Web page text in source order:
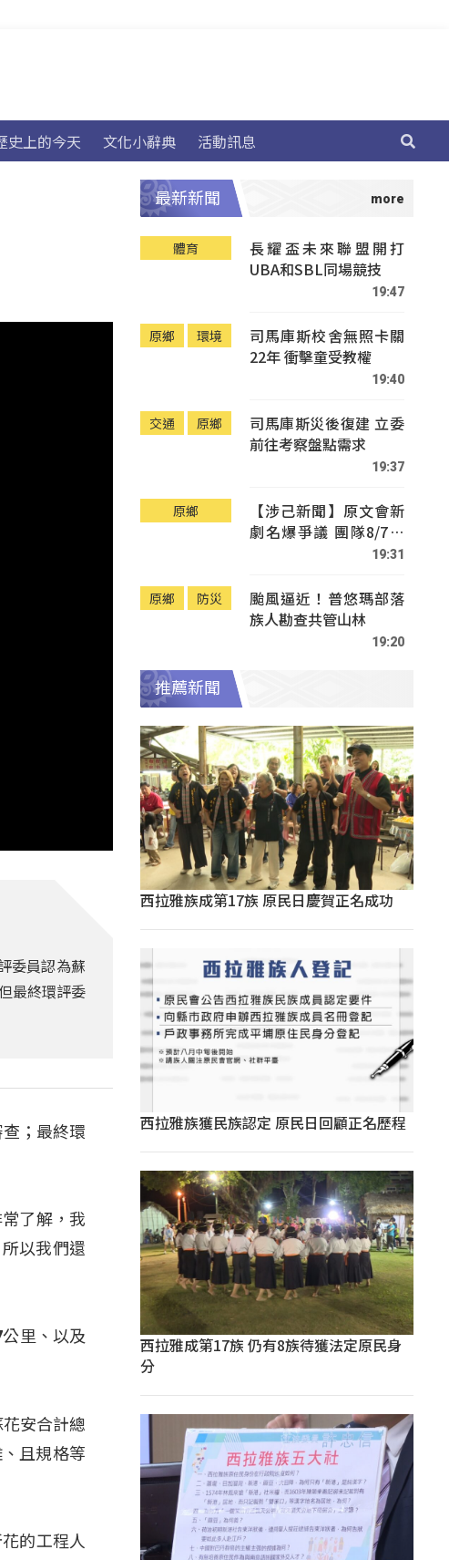
史上的今天 文化小辭典 活動訊息
委員認為蘇
最終環評委
；最終環
了解，我
以我們還
里、以及
安合計總
且規格等
的工程人
最新新聞
體育
長耀盃未來聯盟開打
UBA和SBL同場競技
19:47
原鄉 環境
司馬庫斯校舍無照卡關
22年 衝擊童受教權
19:40
交通 原鄉
司馬庫斯災後復建 立委
前往考察盤點需求
19:37
原鄉
【涉己新聞】原文會新
劇名爆爭議 團隊8/7赴
19:31
原鄉 防災
颱風逼近！普悠瑪部落
族人勘查共管山林
19:20
推薦新聞
西拉雅族成第17族 原民日慶賀正名成功
西拉雅族獲民族認定 原民日回顧正名歷程
西拉雅成第17族 仍有8族待獲法定原民身
分